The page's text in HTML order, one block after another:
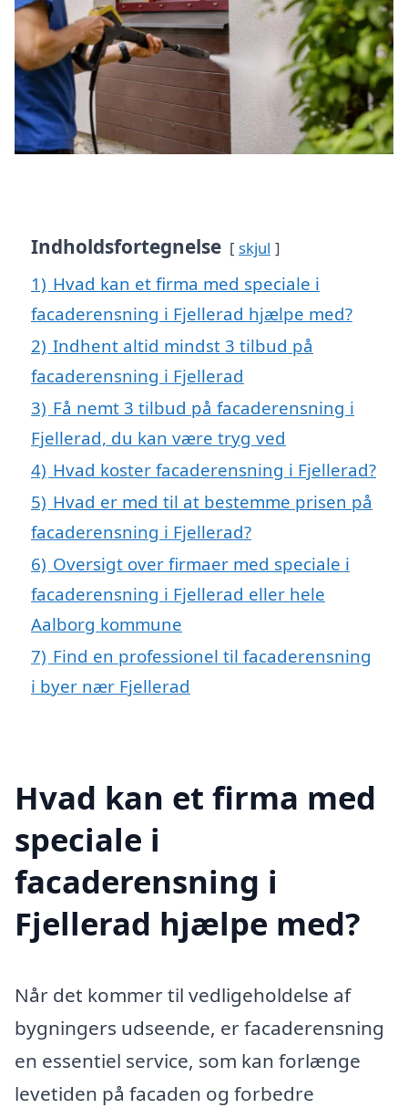
Indholdsfortegnelse skjul
1) Hvad kan et firma med speciale i
facaderensning i Fjellerad hjælpe med?
2) Indhent altid mindst 3 tilbud på
facaderensning i Fjellerad
3) Få nemt 3 tilbud på facaderensning i
Fjellerad, du kan være tryg ved
4) Hvad koster facaderensning i Fjellerad?
5) Hvad er med til at bestemme prisen på
facaderensning i Fjellerad?
6) Oversigt over firmaer med speciale i
facaderensning i Fjellerad eller hele
Aalborg kommune
7) Find en professionel til facaderensning
i byer nær Fjellerad
Hvad kan et firma med
speciale i
facaderensning i
Fjellerad hjælpe med?
Når det kommer til vedligeholdelse af
bygningers udseende, er facaderensning
en essentiel service, som kan forlænge
levetiden på facaden og forbedre